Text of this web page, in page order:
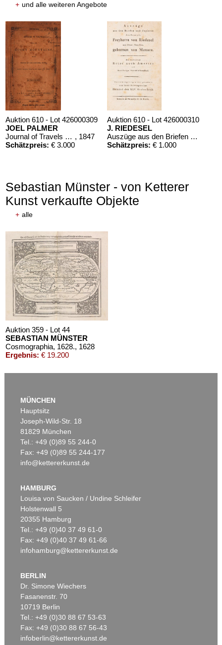
+ und alle weiteren Angebote
Auktion 610 - Lot 426000309
JOEL PALMER
Journal of Travels over the Rocky Mountains , 1847
Schätzpreis: € 3.000
Auktion 610 - Lot 426000310
J. RIEDESEL
Auszüge aus den Briefen von Riedesel ... Reise nach America
Schätzpreis: € 1.000
Sebastian Münster - von Ketterer
Kunst verkaufte Objekte
+ alle
Auktion 359 - Lot 44
SEBASTIAN MÜNSTER
Cosmographia, 1628., 1628
Ergebnis: € 19.200
Auktion 569 - Lot 210
Ergebnis:€ 12.375
Auktion 531 - Lot 25
SEBASTIAN MÜNSTER
Cosmographia, 1628
Ergebnis:€ 11.250
MÜNCHEN
Hauptsitz
Joseph-Wild-Str. 18
81829 München
Tel.: +49 (0)89 55 244-0
Fax: +49 (0)89 55 244-177
info@kettererkunst.de
HAMBURG
Louisa von Saucken / Undine Schleifer
Holstenwall 5
20355 Hamburg
Tel.: +49 (0)40 37 49 61-0
Fax: +49 (0)40 37 49 61-66
infohamburg@kettererkunst.de
BERLIN
Dr. Simone Wiechers
Fasanenstr. 70
10719 Berlin
Tel.: +49 (0)30 88 67 53-63
Fax: +49 (0)30 88 67 56-43
infoberlin@kettererkunst.de